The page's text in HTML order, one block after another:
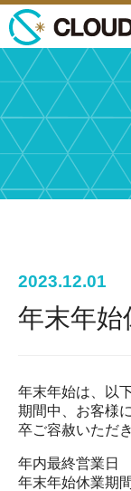
2023.12.01
年末年
年末年始は、以
期間中、お客様
卒ご容赦いただ
年内最終営業日
年末年始休業期